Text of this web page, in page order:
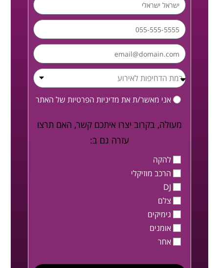
אני מאשר/ת את מדיניות הפרטיות של האתר
מעולה, בקרוב יצרו איתכם קשר, האם תרצו
עזרה גם ב:
להקה
הרכב מוזיקלי
DJ
צלם
גימיקים
אומנים
אחר